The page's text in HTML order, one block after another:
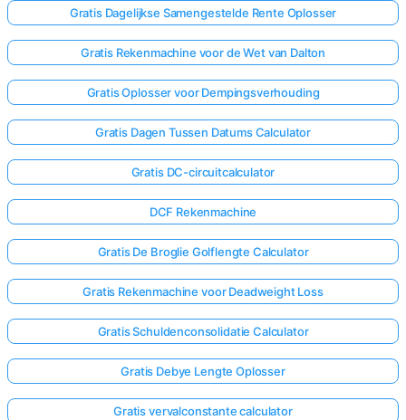
Gratis Dagelijkse Samengestelde Rente Oplosser
Gratis Rekenmachine voor de Wet van Dalton
Gratis Oplosser voor Dempingsverhouding
Gratis Dagen Tussen Datums Calculator
Gratis DC-circuitcalculator
DCF Rekenmachine
Gratis De Broglie Golflengte Calculator
Gratis Rekenmachine voor Deadweight Loss
Gratis Schuldenconsolidatie Calculator
Gratis Debye Lengte Oplosser
Gratis vervalconstante calculator